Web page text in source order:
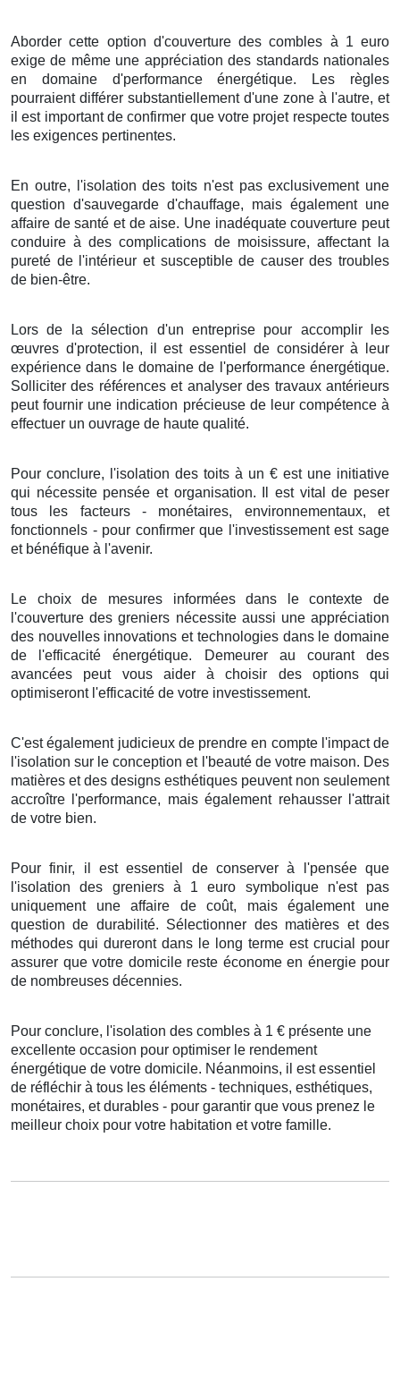
Aborder cette option d'couverturedescombles à 1 euro
exige de mêmeune appréciation des standards nationales
en domained'performance énergétique. Les règles
pourraient différer substantiellementd'une zone à l'autre, et
il est importantdeconfirmer que votre projetrespecte toutes
les exigences pertinentes.
En outre, l'isolation des toits n'est pas exclusivementune
question d'sauvegarde d'chauffage, mais égalementune
affaire desanté et deaise. Une inadéquate couverture peut
conduire à descomplications de moisissure, affectant la
pureté de l'intérieur et susceptible de causerdes troubles
de bien-être.
Lors de la sélection d'un entreprisepour accomplirles
œuvres d'protection, il est essentiel de considérerà leur
expérience dans le domaine de l'performance énergétique.
Solliciter des référenceset analyserdes travauxantérieurs
peutfournir une indication précieuse de leur compétenceà
effectuer un ouvrage de haute qualité.
Pour conclure, l'isolation des toits à un € est une initiative
qui nécessite pensée et organisation. Il est vital de peser
tous les facteurs- monétaires, environnementaux, et
fonctionnels - pour confirmerque l'investissementestsage
et bénéfique à l'avenir.
Le choixde mesures informéesdans lecontexte de
l'couverture desgreniers nécessite aussi uneappréciation
des nouvelles innovations et technologiesdans ledomaine
de l'efficacité énergétique. Demeurer au courantdes
avancées peut vous aideràchoisir des optionsqui
optimiserontl'efficacité de votre investissement.
C'est également judicieuxde prendre en comptel'impactde
l'isolation sur leconception et l'beautéde votre maison. Des
matières et des designs esthétiques peuvent non seulement
accroître l'performance, maiségalement rehausserl'attrait
de votre bien.
Pour finir, il estessentiel deconserver à l'penséeque
l'isolation des greniersà 1 euro symboliquen'est pas
uniquementuneaffaire decoût, maiségalementune
question de durabilité. Sélectionner des matières et des
méthodes qui durerontdans le long terme est crucial
pour
assurer que votre domicilereste économeen énergiepour
de nombreuses décennies.
Pour conclure, l'isolation des combles à 1 € présente une
excellente occasion pour optimiser le rendement
énergétique de votre domicile. Néanmoins, il estessentiel
de réfléchir à tous les éléments - techniques, esthétiques,
monétaires, etdurables - pour garantir que vous prenez le
meilleur choix pour votre habitation et votre famille.